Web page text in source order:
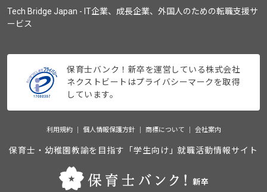
Tech Bridge Japan - IT企業、成長企業、外国人のための転職支援サ
ービス
保育士バンク！新卒を運営している株式会社
ネクストビートはプライバシーマークを取得
しています。
利用規約 個人情報保護方針 商標について 会社案内
保育士・幼稚園教諭を目指す「学生向け」就職活動情報サイト